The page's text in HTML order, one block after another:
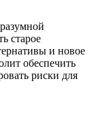
старое
и новое
обеспечить
риски для